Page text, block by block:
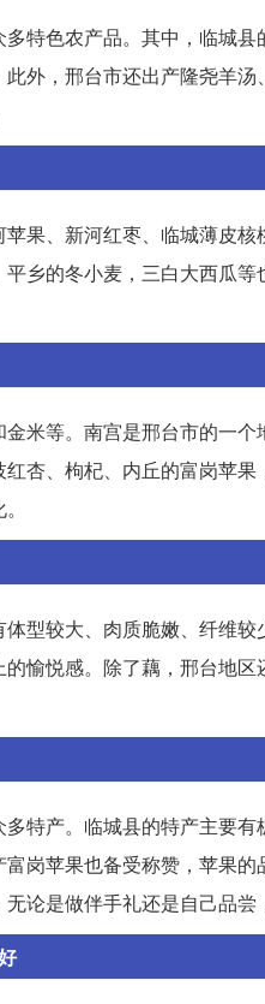
特色农产品。其中，临城
外，邢台市还出产隆尧羊
果、新河红枣、临城薄皮
乡的冬小麦，三白大西瓜
米等。南宫是邢台市的一
杏、枸杞、内丘的富岗苹
型较大、肉质脆嫩、纤维
愉悦感。除了藕，邢台地
特产。临城县的特产主要
岗苹果也备受称赞，苹果
论是做伴手礼还是自己品尝